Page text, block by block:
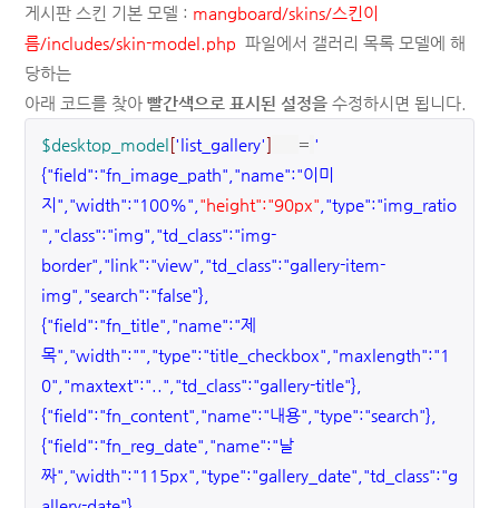
게시판 스킨 기본 모델 : mangboard/skins/스킨이
름/includes/skin-model.php 파일에서 갤러리 목록 모델에 해
당하는
아래 코드를 찾아 빨간색으로 표시된 설정을 수정하시면 됩니다.
$desktop_model ['list_gallery'] = '
{"field":"fn_image_path","name":"이미
지","width":"100%", "height":"90px" ,"type":"img_ratio
","class":"img","td_class":"img-
border","link":"view","td_class":"gallery-item-
img","search":"false"},
{"field":"fn_title","name":"제
목","width":"","type":"title_checkbox","maxlength":"1
0","maxtext":"..","td_class":"gallery-title"},
{"field":"fn_content","name":"내용","type":"search"},
{"field":"fn_reg_date","name":"날
짜","width":"115px","type":"gallery_date","td_class":"g